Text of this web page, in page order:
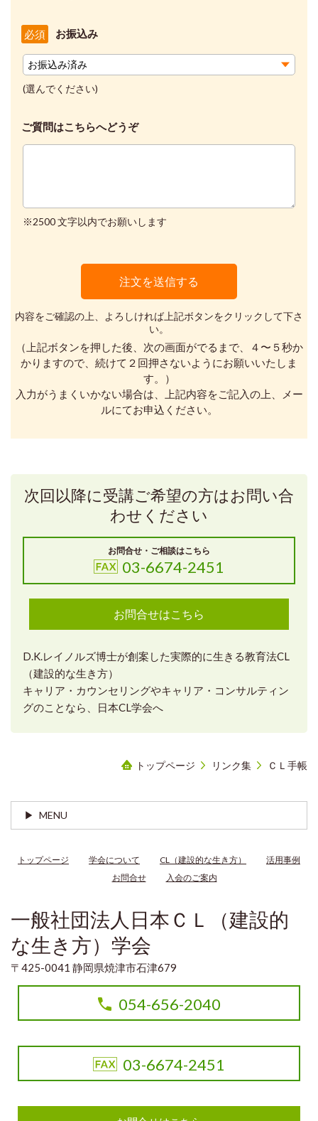
お振込み
必須
(選んでください)
ご質問はこちらへどうぞ
※2500 文字以内でお願いします
内容をご確認の上、よろしければ上記ボタンをクリックして下さ
い。
（上記ボタンを押した後、次の画面がでるまで、４〜５秒か
かりますので、続けて２回押さないようにお願いいたしま
す。）
入力がうまくいかない場合は、上記内容をご記入の上、メー
ルにてお申込ください。
次回以降に受講ご希望の方はお問い合
わせください
お問合せ・ご相談はこちら
03-6674-2451
お問合せはこちら
D.K.レイノルズ博士が創案した実際的に生きる教育法CL
（建設的な生き方）
キャリア・カウンセリングやキャリア・コンサルティン
グのことなら、日本CL学会へ
トップページ リンク集 ＣＬ手帳
MENU
トップページ 学会について CL（建設的な生き方）
活用事例
お問合せ
入会のご案内
一般社団法人日本ＣＬ（建設的
な生き方）学会
〒425-0041 静岡県焼津市石津679
054-656-2040
03-6674-2451